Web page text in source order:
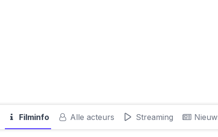
Filminfo Alle acteurs Streaming